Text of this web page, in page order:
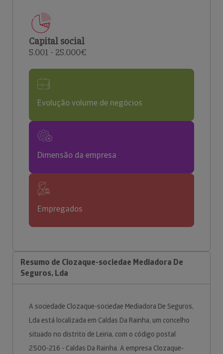
Capital social
5.001 - 25.000€
Evolução volume de negócios
Dimensão da empresa
Empregados
Resumo de Clozaque-sociedae Mediadora De
Seguros, Lda
A sociedade Clozaque-sociedae Mediadora De Seguros,
Lda está localizada em Caldas Da Rainha, um concelho
situado no distrito de Leiria, com o código postal
2500-216 - Caldas Da Rainha. A empresa Clozaque-